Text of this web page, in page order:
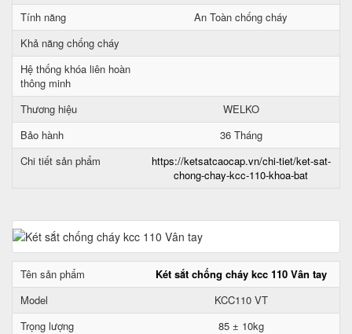
Tính năng
An Toàn chống cháy
Khả năng chống cháy
Hệ thống khóa liên hoàn
thông minh
Thương hiệu
WELKO
Bảo hành
36 Tháng
Chi tiết sản phẩm
https://ketsatcaocap.vn/chi-tiet/ket-sat-
chong-chay-kcc-110-khoa-bat
Tên sản phẩm
Két sắt chống cháy kcc 110 Vân tay
Model
KCC110 VT
Trọng lượng
85 ± 10kg